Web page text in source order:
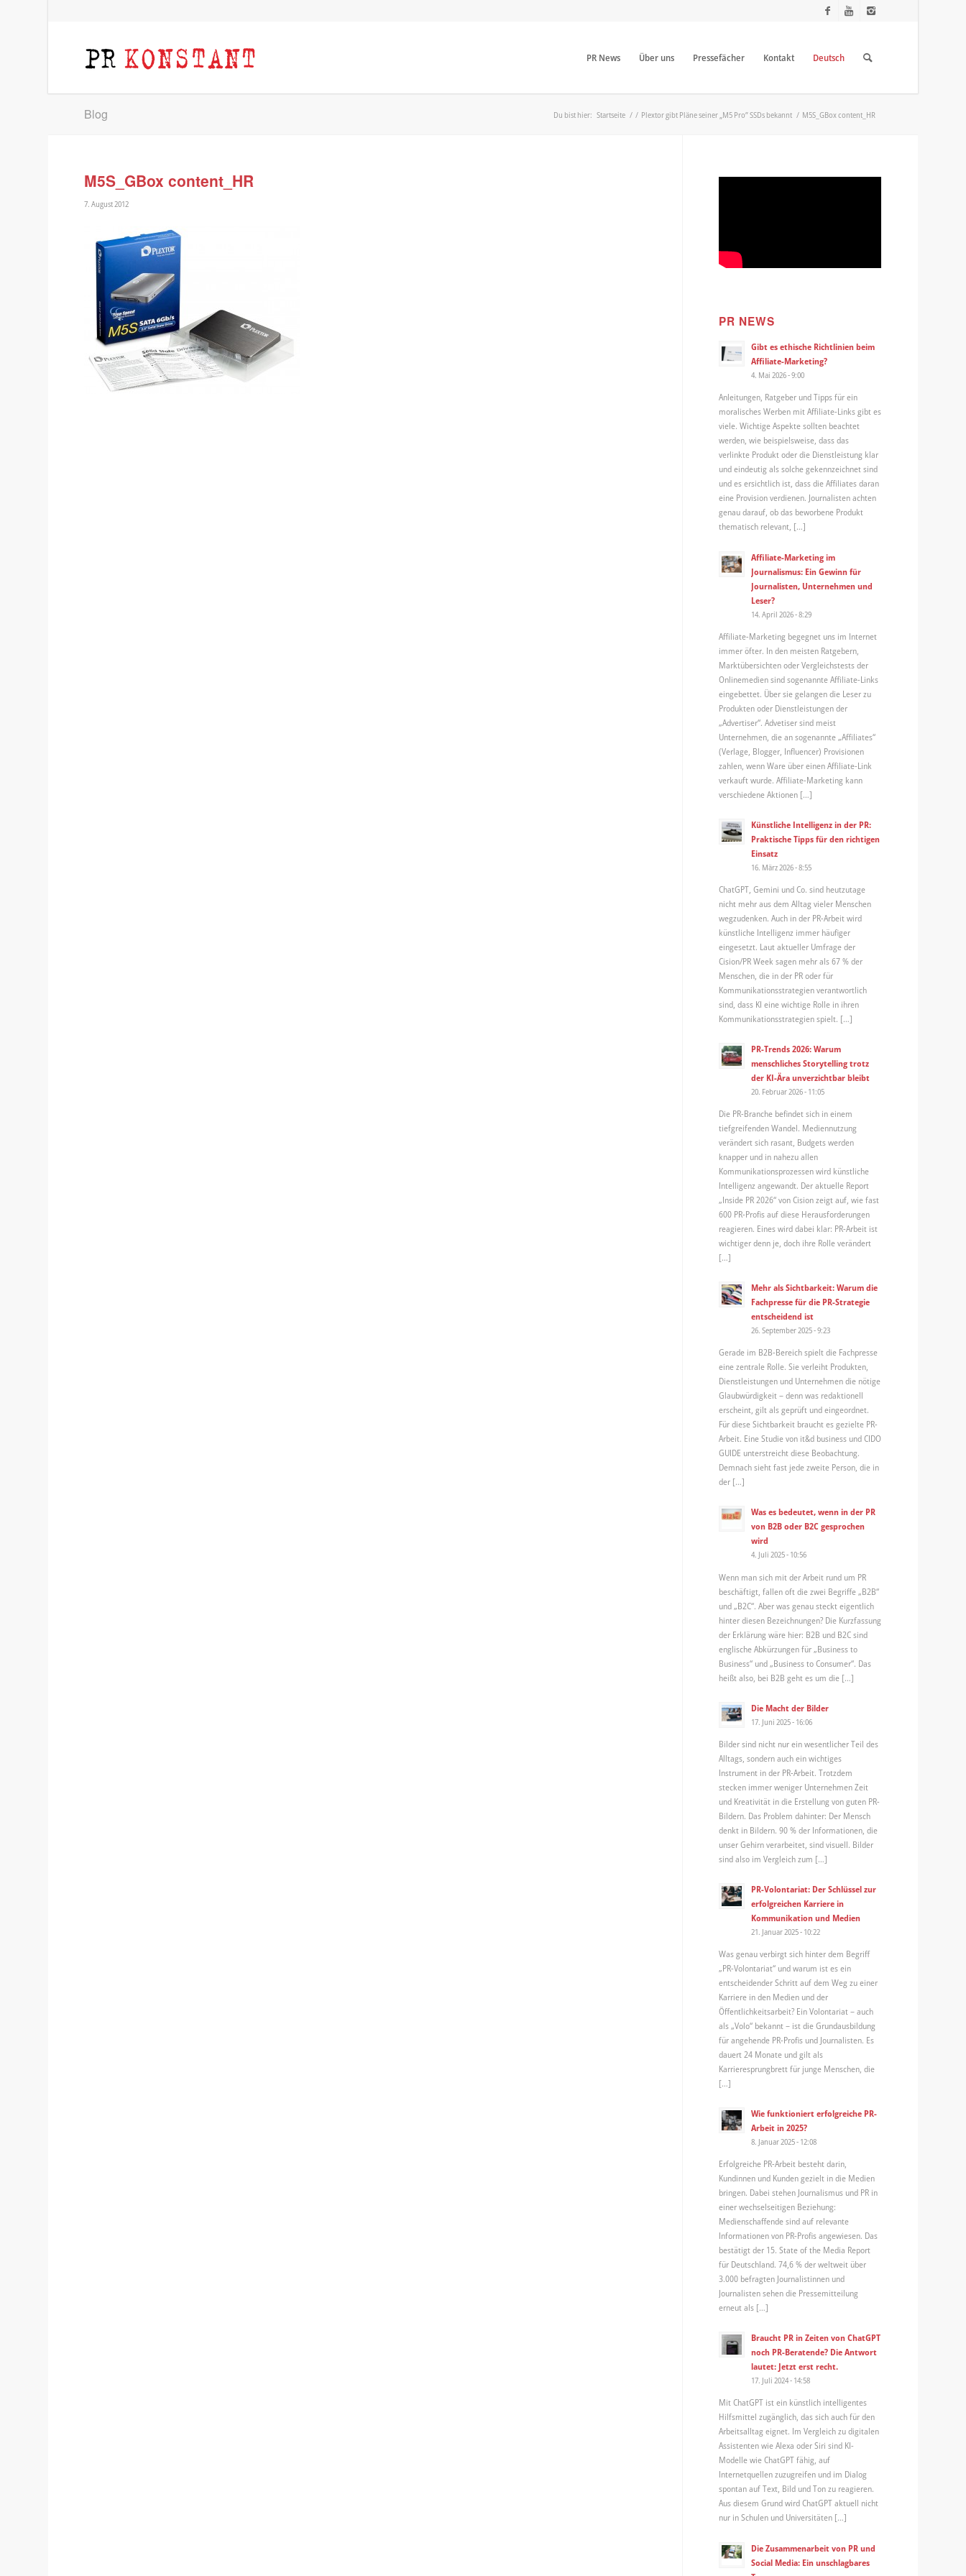
PR News Über uns Pressefächer Kontakt Deutsch
Blog Du bist hier: Startseite / / Plextor gibt Pläne seiner „M5 Pro” SSDs bekannt / M5S_GBox content_HR
M5S_GBox content_HR
7. August 2012
PR NEWS
Gibt es ethische Richtlinien beim
Affiliate-Marketing?
4. Mai 2026 - 9:00
Anleitungen, Ratgeber und Tipps für ein
moralisches Werben mit Affiliate-Links gibt es
viele. Wichtige Aspekte sollten beachtet
werden, wie beispielsweise, dass das
verlinkte Produkt oder die Dienstleistung klar
und eindeutig als solche gekennzeichnet sind
und es ersichtlich ist, dass die Affiliates daran
eine Provision verdienen. Journalisten achten
genau darauf, ob das beworbene Produkt
thematisch relevant, […]
Affiliate-Marketing im
Journalismus: Ein Gewinn für
Journalisten, Unternehmen und
Leser?
14. April 2026 - 8:29
Affiliate-Marketing begegnet uns im Internet
immer öfter. In den meisten Ratgebern,
Marktübersichten oder Vergleichstests der
Onlinemedien sind sogenannte Affiliate-Links
eingebettet. Über sie gelangen die Leser zu
Produkten oder Dienstleistungen der
„Advertiser“. Advetiser sind meist
Unternehmen, die an sogenannte „Affiliates“
(Verlage, Blogger, Influencer) Provisionen
zahlen, wenn Ware über einen Affiliate-Link
verkauft wurde. Affiliate-Marketing kann
verschiedene Aktionen […]
Künstliche Intelligenz in der PR:
Praktische Tipps für den richtigen
Einsatz
16. März 2026 - 8:55
ChatGPT, Gemini und Co. sind heutzutage
nicht mehr aus dem Alltag vieler Menschen
wegzudenken. Auch in der PR-Arbeit wird
künstliche Intelligenz immer häufiger
eingesetzt. Laut aktueller Umfrage der
Cision/PR Week sagen mehr als 67 % der
Menschen, die in der PR oder für
Kommunikationsstrategien verantwortlich
sind, dass KI eine wichtige Rolle in ihren
Kommunikationsstrategien spielt. […]
PR-Trends 2026: Warum
menschliches Storytelling trotz
der KI-Ära unverzichtbar bleibt
20. Februar 2026 - 11:05
Die PR-Branche befindet sich in einem
tiefgreifenden Wandel. Mediennutzung
verändert sich rasant, Budgets werden
knapper und in nahezu allen
Kommunikationsprozessen wird künstliche
Intelligenz angewandt. Der aktuelle Report
„Inside PR 2026“ von Cision zeigt auf, wie fast
600 PR-Profis auf diese Herausforderungen
reagieren. Eines wird dabei klar: PR-Arbeit ist
wichtiger denn je, doch ihre Rolle verändert
[…]
Mehr als Sichtbarkeit: Warum die
Fachpresse für die PR-Strategie
entscheidend ist
26. September 2025 - 9:23
Gerade im B2B-Bereich spielt die Fachpresse
eine zentrale Rolle. Sie verleiht Produkten,
Dienstleistungen und Unternehmen die nötige
Glaubwürdigkeit – denn was redaktionell
erscheint, gilt als geprüft und eingeordnet.
Für diese Sichtbarkeit braucht es gezielte PR-
Arbeit. Eine Studie von it&d business und CIDO
GUIDE unterstreicht diese Beobachtung.
Demnach sieht fast jede zweite Person, die in
der […]
Was es bedeutet, wenn in der PR
von B2B oder B2C gesprochen
wird
4. Juli 2025 - 10:56
Wenn man sich mit der Arbeit rund um PR
beschäftigt, fallen oft die zwei Begriffe „B2B“
und „B2C“. Aber was genau steckt eigentlich
hinter diesen Bezeichnungen? Die Kurzfassung
der Erklärung wäre hier: B2B und B2C sind
englische Abkürzungen für „Business to
Business“ und „Business to Consumer“. Das
heißt also, bei B2B geht es um die […]
Die Macht der Bilder
17. Juni 2025 - 16:06
Bilder sind nicht nur ein wesentlicher Teil des
Alltags, sondern auch ein wichtiges
Instrument in der PR-Arbeit. Trotzdem
stecken immer weniger Unternehmen Zeit
und Kreativität in die Erstellung von guten PR-
Bildern. Das Problem dahinter: Der Mensch
denkt in Bildern. 90 % der Informationen, die
unser Gehirn verarbeitet, sind visuell. Bilder
sind also im Vergleich zum […]
PR-Volontariat: Der Schlüssel zur
erfolgreichen Karriere in
Kommunikation und Medien
21. Januar 2025 - 10:22
Was genau verbirgt sich hinter dem Begriff
„PR-Volontariat“ und warum ist es ein
entscheidender Schritt auf dem Weg zu einer
Karriere in den Medien und der
Öffentlichkeitsarbeit? Ein Volontariat – auch
als „Volo“ bekannt – ist die Grundausbildung
für angehende PR-Profis und Journalisten. Es
dauert 24 Monate und gilt als
Karrieresprungbrett für junge Menschen, die
[…]
Wie funktioniert erfolgreiche PR-
Arbeit in 2025?
8. Januar 2025 - 12:08
Erfolgreiche PR-Arbeit besteht darin,
Kundinnen und Kunden gezielt in die Medien
bringen. Dabei stehen Journalismus und PR in
einer wechselseitigen Beziehung:
Medienschaffende sind auf relevante
Informationen von PR-Profis angewiesen. Das
bestätigt der 15. State of the Media Report
für Deutschland. 74,6 % der weltweit über
3.000 befragten Journalistinnen und
Journalisten sehen die Pressemitteilung
erneut als […]
Braucht PR in Zeiten von ChatGPT
noch PR-Beratende? Die Antwort
lautet: Jetzt erst recht.
17. Juli 2024 - 14:58
Mit ChatGPT ist ein künstlich intelligentes
Hilfsmittel zugänglich, das sich auch für den
Arbeitsalltag eignet. Im Vergleich zu digitalen
Assistenten wie Alexa oder Siri sind KI-
Modelle wie ChatGPT fähig, auf
Internetquellen zuzugreifen und im Dialog
spontan auf Text, Bild und Ton zu reagieren.
Aus diesem Grund wird ChatGPT aktuell nicht
nur in Schulen und Universitäten […]
Die Zusammenarbeit von PR und
Social Media: Ein unschlagbares